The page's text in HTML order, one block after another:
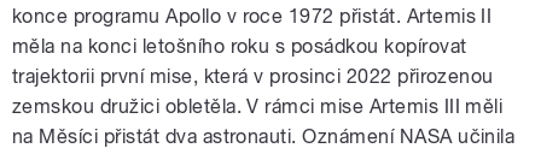
konce programu Apollo v roce 1972 přistát. Artemis II
měla na konci letošního roku s posádkou kopírovat
trajektorii první mise, která v prosinci 2022 přirozenou
zemskou družici obletěla. V rámci mise Artemis III měli
na Měsíci přistát dva astronauti. Oznámení NASA učinila